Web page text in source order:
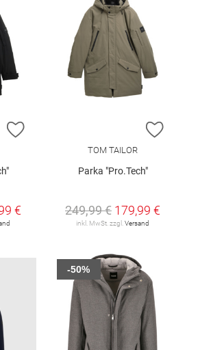
ZUR WUNSCHLISTE HINZUFÜGEN
€
ZUR
TOM TAILOR
Parka "Pro.Tech"
249,99 € 179,99 €
inkl. MwSt. zzgl.Versand
-50%